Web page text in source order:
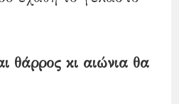
θάρρος κι αιώνια θα